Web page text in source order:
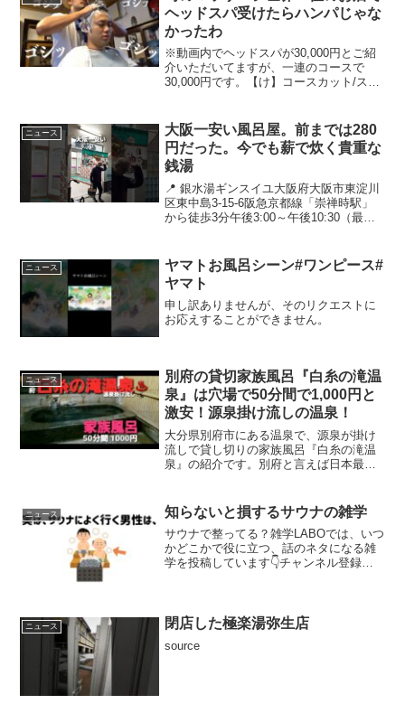
ヘッドスパ受けたらハンパじゃな
かったわ
※動画内でヘッドスパが30,000円とご紹
介いただいてますが、一連のコースで
30,000円です。【け】コースカット/スタ
エステ山口理容店さんのチャンネルはこ
ちら...
ニュース
大阪一安い風呂屋。前までは280
円だった。今でも薪で炊く貴重な
銭湯
📍 銀水湯ギンスイユ大阪府大阪市東淀川
区東中島3-15-6阪急京都線「崇禅時駅」
から徒歩3分午後3:00～午後10:30（最終
一富士山サイダー250円＃...
ニュース
ヤマトお風呂シーン#ワンピース#
ヤマト
申し訳ありませんが、そのリクエストに
お応えすることができません。
ニュース
別府の貸切家族風呂『白糸の滝温
泉』は穴場で50分間で1,000円と
激安！源泉掛け流しの温泉！
大分県別府市にある温泉で、源泉が掛け
流しで貸し切りの家族風呂『白糸の滝温
泉』の紹介です。別府と言えば日本最大
「別府八湯」と呼ばれております。その
中の一つ湯で堀田温泉って...
ニュース 知らないと損するサウナの雑学
サウナで整ってる？雑学LABOでは、いつ
かどこかで役に立つ、話のネタになる雑
学を投稿しています👇チャンネル登録し
SYNDROM...
ニュース 閉店した極楽湯弥生店
source